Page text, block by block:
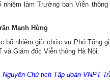
nhiệm làm Trưởng ban Viễn
Mạnh Hùng
bổ nhiệm giữ chức vụ Phó Tổng
Giám đốc Viễn thông Hà Nội.
Nguyên Chủ tịch Tập đoàn VNPT